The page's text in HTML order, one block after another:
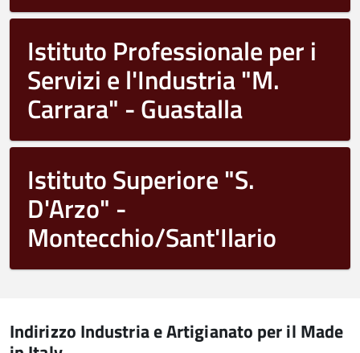
Istituto Professionale per i
Servizi e l'Industria "M.
Carrara" - Guastalla
Istituto Superiore "S.
D'Arzo" -
Montecchio/Sant'Ilario
Indirizzo Industria e Artigianato per il Made